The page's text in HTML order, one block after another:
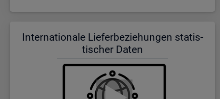
In­ter­na­tio­na­le Lie­fer­be­zie­hun­gen sta­tis­
ti­scher Daten